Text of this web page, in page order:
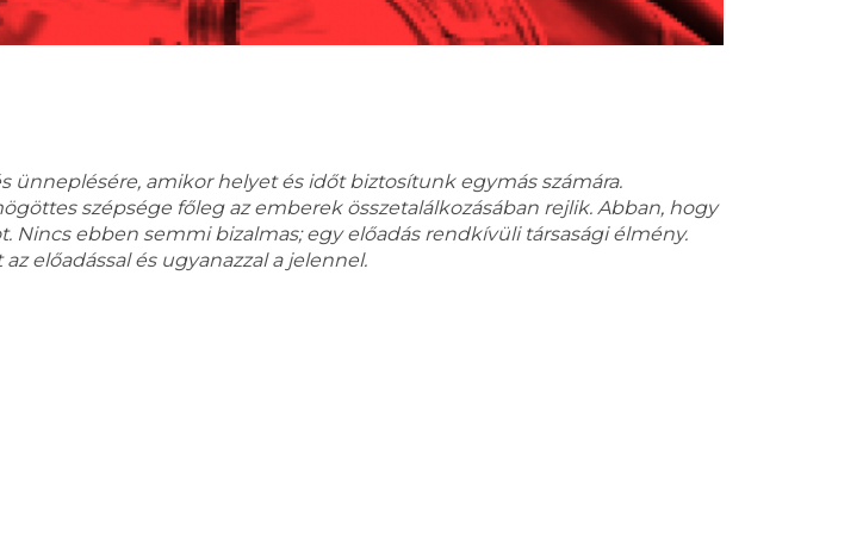
amikor helyet és időt biztosítunk egymás számára.
szépsége főleg az emberek összetalálkozásában rejlik. Abban, hogy
ebben semmi bizalmas; egy előadás rendkívüli társasági élmény.
előadással és ugyanazzal a jelennel.